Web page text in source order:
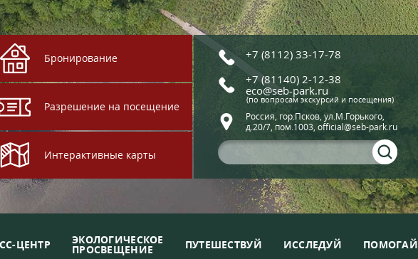
Бронирование
Разрешение на посещение
Интерактивные карты
+7 (8112) 33-17-78
+7 (81140) 2-12-38
eco@seb-park.ru
(по вопросам экскурсий и посещения)
Россия, гор.Псков, ул.М.Горького,
д.20/7, пом.1003, official@seb-park.ru
ЦЕНТР ЭКОЛОГИЧЕСКОЕ
ПРОСВЕЩЕНИЕ ПУТЕШЕСТВУЙ ИССЛЕДУЙ ПОМОГАЙ